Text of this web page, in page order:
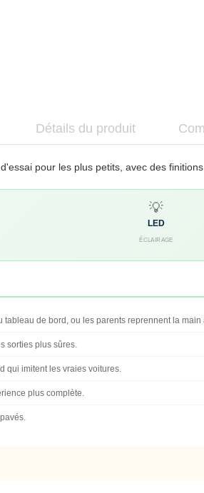
Détails du produit
pour les plus petits, avec des
💡
LED
ÉCLAIRAGE
de bord, ou les parents reprennent la main
sorties plus sûres.
qui imitent les vraies voitures.
plus complète.